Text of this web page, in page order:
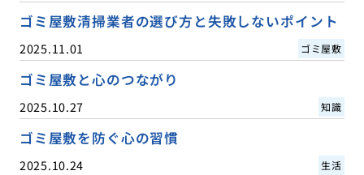
ゴミ屋敷清掃業者の選び方と失敗しないポイント
2025.11.01 ゴミ屋敷
ゴミ屋敷と心のつながり
2025.10.27 知識
ゴミ屋敷を防ぐ心の習慣
2025.10.24 生活